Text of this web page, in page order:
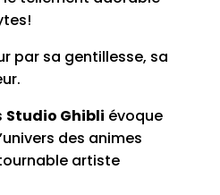
par sa gentillesse, sa
Studio Ghibli évoque
des animes
artiste